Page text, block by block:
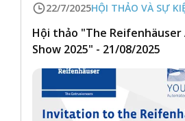
22/7/2025HỘI THẢO VÀ SỰ
Hội thảo "The Reifenhäuser
Show 2025" - 21/08/2025